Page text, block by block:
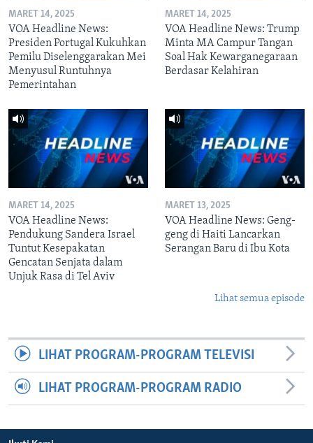
MARET 14, 2025
VOA Headline News:
Presiden Portugal Kukuhkan
Pemilu Diselenggarakan Mei
Menyusul Runtuhnya
Pemerintahan
MARET 14, 2025
VOA Headline News: Trump
Minta MA Campur Tangan
Soal Hak Kewarganegaraan
Berdasar Kelahiran
MARET 14, 2025
VOA Headline News:
Pendukung Sandera Israel
Tuntut Kesepakatan
Gencatan Senjata dalam
Unjuk Rasa di Tel Aviv
MARET 13, 2025
VOA Headline News: Geng-
geng di Haiti Lancarkan
Serangan Baru di Ibu Kota
Lihat semua episode
LIHAT PROGRAM-PROGRAM TELEVISI
LIHAT PROGRAM-PROGRAM RADIO